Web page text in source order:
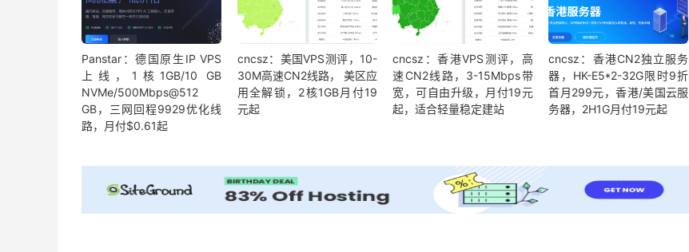
Panstar：德国原生IP VPS
上线，1核1GB/10 GB
NVMe/500Mbps@512
GB，三网回程9929优化线
路，月付$0.61起
cncsz：美国VPS测评，10-
30M高速CN2线路， 美区应
用全解锁，2核1GB月付19
元起
cncsz：香港VPS测评，高
速CN2线路，3-15Mbps带
宽，可自由升级，月付19元
起，适合轻量稳定建站
cncsz：香港CN2独立服务
器，HK-E5*2-32G限时9折
首月299元，香港/美国云服
务器，2H1G月付19元起